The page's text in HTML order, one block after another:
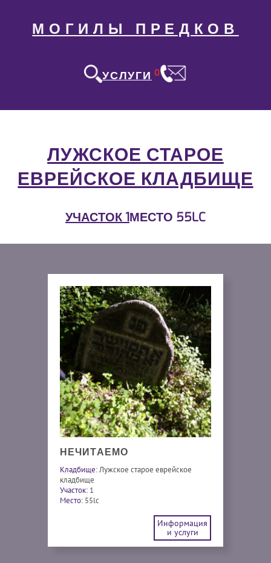
МОГИЛЫ ПРЕДКОВ
УСЛУГИ 0
ЛУЖСКОЕ СТАРОЕ
ЕВРЕЙСКОЕ КЛАДБИЩЕ
УЧАСТОК 1МЕСТО 55LC
НЕЧИТАЕМО
Кладбище:Лужское старое еврейское
кладбище
Участок: 1
Место: 55lc
Информация
и услуги